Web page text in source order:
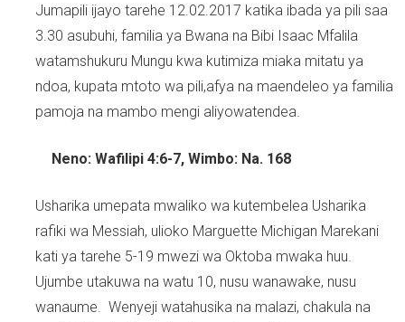
Jumapili ijayo tarehe 12.02.2017 katika ibada ya pili saa
3.30 asubuhi, familia ya Bwana na Bibi Isaac Mfalila
watamshukuru Mungu kwa kutimiza miaka mitatu ya
ndoa, kupata mtoto wa pili,afya na maendeleo ya familia
pamoja na mambo mengi aliyowatendea.
Neno: Wafilipi 4:6-7, Wimbo: Na. 168
Usharika umepata mwaliko wa kutembelea Usharika
rafiki wa Messiah, ulioko Marguette Michigan Marekani
kati ya tarehe 5-19 mwezi wa Oktoba mwaka huu.
Ujumbe utakuwa na watu 10, nusu wanawake, nusu
wanaume. Wenyeji watahusika na malazi, chakula na